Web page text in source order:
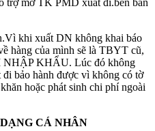
khi xuất DN không khai báo
hàng của mình sẽ là TBYT cũ,
NHẬP KHẨU. Lúc đó không
bảo hành được vì không có tờ
hoặc phát sinh chi phí ngoài
CÁ NHÂN